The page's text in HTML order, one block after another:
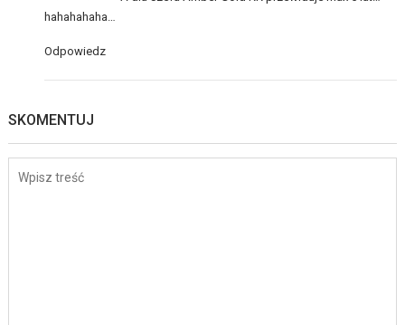
hahahahaha…
Odpowiedz
SKOMENTUJ